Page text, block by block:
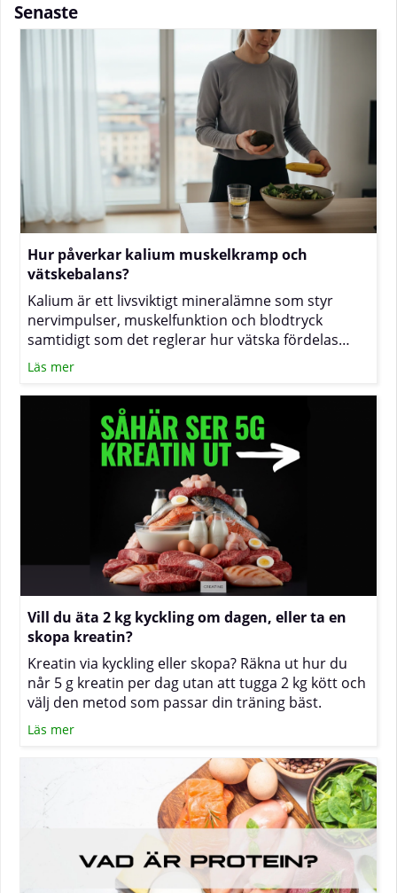
Senaste
Hur påverkar kalium muskelkramp och
vätskebalans?
Kalium är ett livsviktigt mineralämne som styr
nervimpulser, muskelfunktion och blodtryck
samtidigt som det reglerar hur vätska fördelas
inne i och utanför cellerna. När halterna sjunker
kan du känna av kramp, trötthet eller svullnad.
Texten nedan förklarar sambanden och visar hur
du med kost och vätskeplanering kan minska
risken för besvär.
Läs mer
Vill du äta 2 kg kyckling om dagen, eller ta en
skopa kreatin?
Kreatin via kyckling eller skopa? Räkna ut hur du
når 5 g kreatin per dag utan att tugga 2 kg kött och
välj den metod som passar din träning bäst.
Läs mer